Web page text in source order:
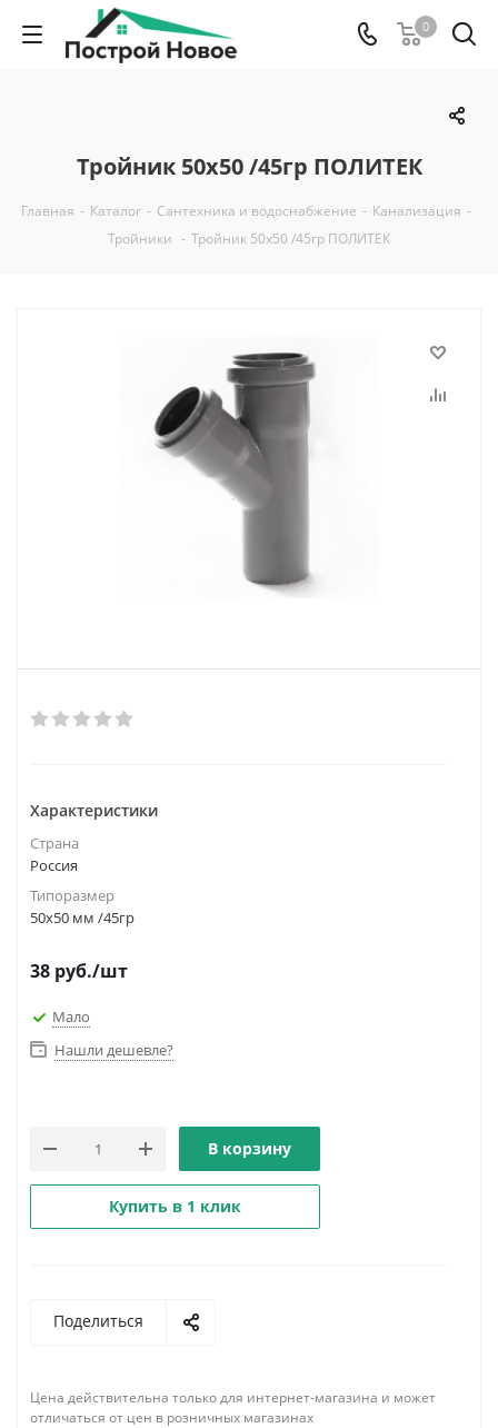
0
Тройник 50х50 /45гр ПОЛИТЕК
Главная - Каталог - Сантехника и водоснабжение - Канализация -
Тройники - Тройник 50х50 /45гр ПОЛИТЕК
Характеристики
Страна
Россия
Типоразмер
50х50 мм /45гр
38 руб./шт
Мало
Нашли дешевле?
В корзину
Купить в 1 клик
Поделиться
Цена действительна только для интернет-магазина и может
отличаться от цен в розничных магазинах